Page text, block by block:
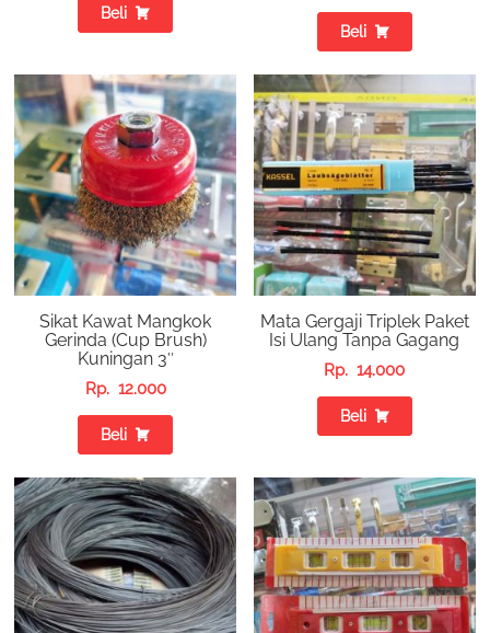
Beli
Beli
Sikat Kawat Mangkok
Gerinda (Cup Brush)
Kuningan 3″
Rp. 12.000
Beli
Mata Gergaji Triplek Paket
Isi Ulang Tanpa Gagang
Rp. 14.000
Beli